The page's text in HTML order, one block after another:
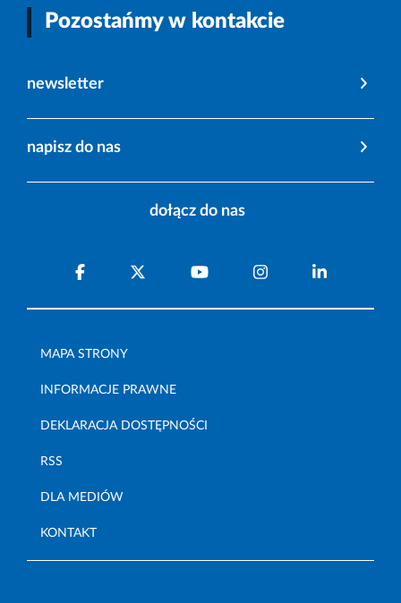
Pozostańmy w kontakcie
newsletter
napisz do nas
dołącz do nas
MAPA STRONY
INFORMACJE PRAWNE
DEKLARACJA DOSTĘPNOŚCI
RSS
DLA MEDIÓW
KONTAKT